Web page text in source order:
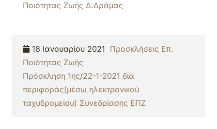
Ποιότητας Ζωής Δ.Δράμας
18 Ιανουαρίου 2021 Προσκλήσεις Επ.
Ποιότητας Ζωής
Πρόσκληση 1ης/22-1-2021 δια
περιφοράς(μέσω ηλεκτρονικού
ταχυδρομείου) Συνεδρίασης ΕΠΖ